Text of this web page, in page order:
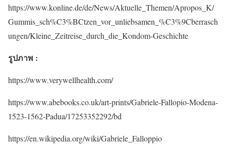
https://www.konline.de/de/News/Aktuelle_Themen/Apropos_K/
Gummis_sch%C3%BCtzen_vor_unliebsamen_%C3%9Cberrasch
ungen/Kleine_Zeitreise_durch_die_Kondom-Geschichte
รูปภาพ :
https://www.verywellhealth.com/
https://www.abebooks.co.uk/art-prints/Gabriele-Fallopio-Modena-
1523-1562-Padua/17253352292/bd
https://en.wikipedia.org/wiki/Gabriele_Falloppio